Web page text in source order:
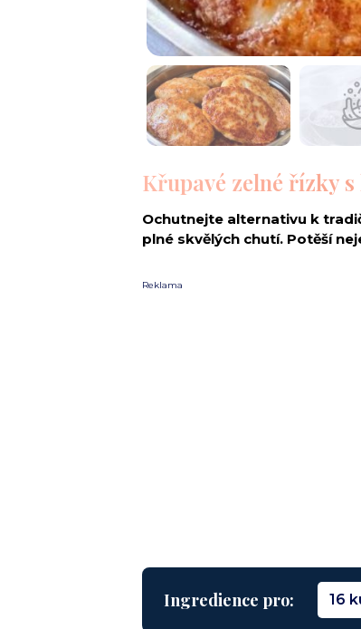
Křupavé zelné řízky
Ochutnejte alternativu k
plné skvělých chutí. Potěší
Reklama
Ingredience pro: 16